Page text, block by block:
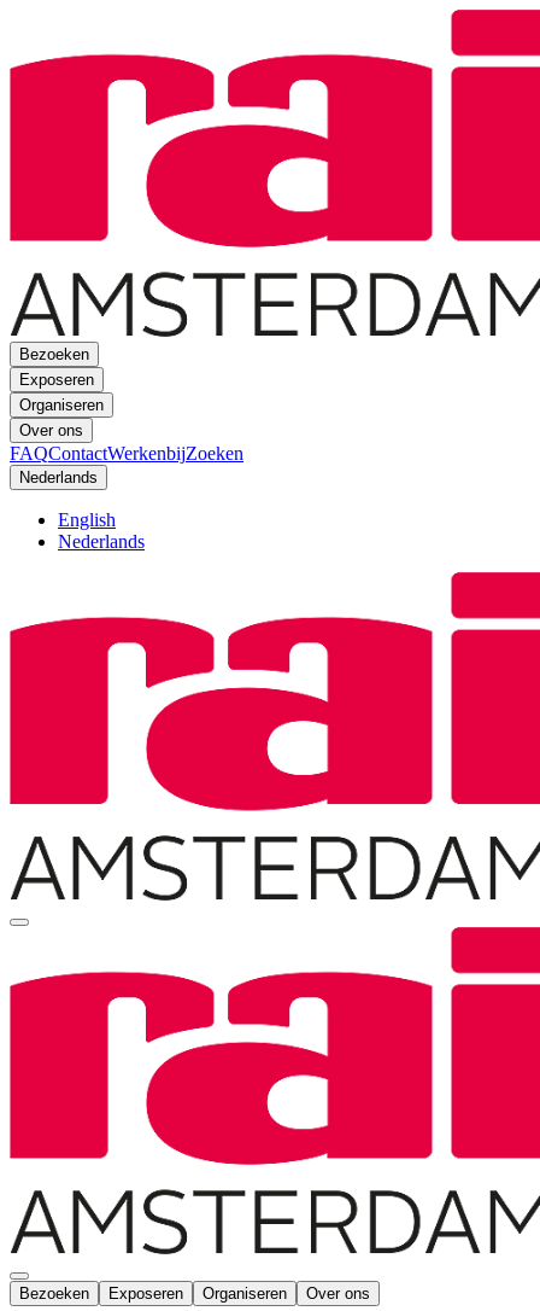
Bezoeken
Exposeren
Organiseren
Over ons
FAQContactWerkenbijZoeken
Nederlands
English
Nederlands
Bezoeken Exposeren Organiseren Over ons